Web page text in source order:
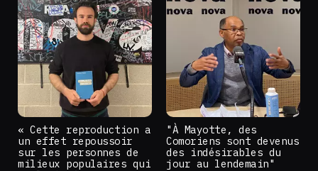
« Cette reproduction a
un effet repoussoir
sur les personnes de
milieux populaires qui
"À Mayotte, des
Comoriens sont devenus
des indésirables du
jour au lendemain"